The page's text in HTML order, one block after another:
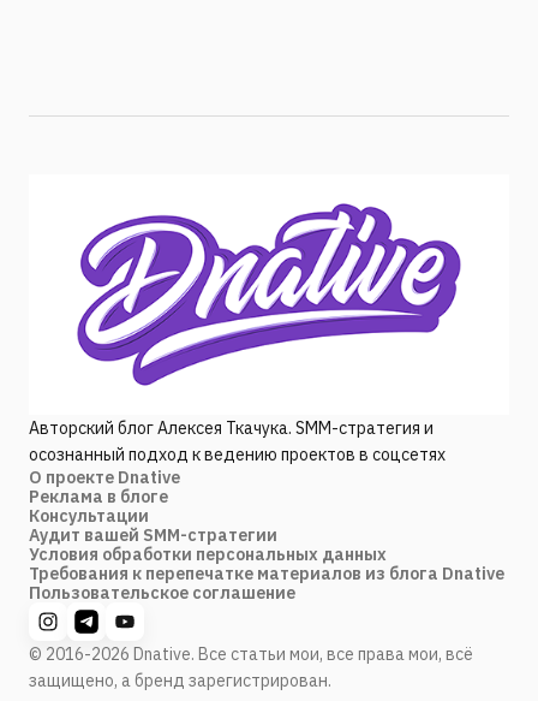
Авторский блог Алексея Ткачука. SMM-стратегия и
осознанный подход к ведению проектов в соцсетях
О проекте Dnative
Реклама в блоге
Консультации
Аудит вашей SMM-стратегии
Условия обработки персональных данных
Требования к перепечатке материалов из блога Dnative
Пользовательское соглашение
© 2016-2026 Dnative. Все статьи мои, все права мои, всё
защищено, а бренд зарегистрирован.